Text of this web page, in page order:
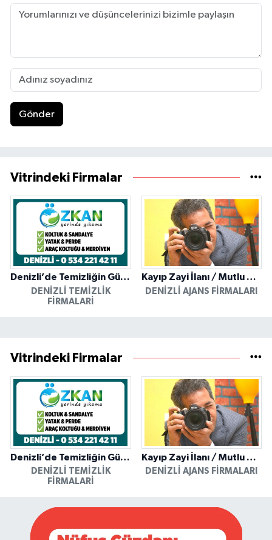
Gönder
Vitrindeki Firmalar
Denizli’de Temizliğin Güvenilir Adresi: Özkan Yerinde Yıkama
DENIZLI TEMIZLIK
FIRMALARI
Kayıp Zayi İlanı / Mutlu Ajans / Denizli
DENIZLI AJANS FIRMALARI
Vitrindeki Firmalar
Denizli’de Temizliğin Güvenilir Adresi: Özkan Yerinde Yıkama
DENIZLI TEMIZLIK
FIRMALARI
Kayıp Zayi İlanı / Mutlu Ajans / Denizli
DENIZLI AJANS FIRMALARI